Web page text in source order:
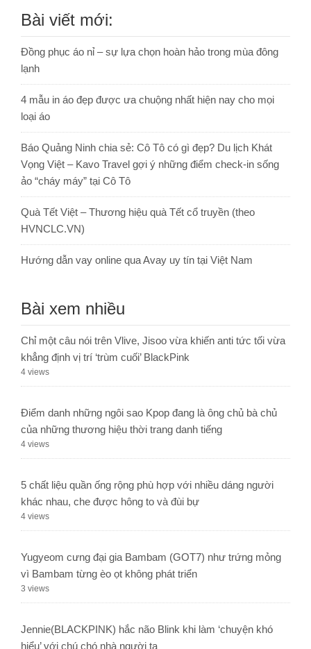
Bài viết mới:
Đồng phục áo nỉ – sự lựa chọn hoàn hảo trong mùa đông
lạnh
4 mẫu in áo đẹp được ưa chuộng nhất hiện nay cho mọi
loại áo
Báo Quảng Ninh chia sẻ: Cô Tô có gì đẹp? Du lịch Khát
Vọng Việt – Kavo Travel gợi ý những điểm check-in sống
ảo “cháy máy” tại Cô Tô
Quà Tết Việt – Thương hiệu quà Tết cổ truyền (theo
HVNCLC.VN)
Hướng dẫn vay online qua Avay uy tín tại Việt Nam
Bài xem nhiều
Chỉ một câu nói trên Vlive, Jisoo vừa khiến anti tức tối vừa
khẳng định vị trí ‘trùm cuối’ BlackPink
4 views
Điểm danh những ngôi sao Kpop đang là ông chủ bà chủ
của những thương hiệu thời trang danh tiếng
4 views
5 chất liệu quần ống rộng phù hợp với nhiều dáng người
khác nhau, che được hông to và đùi bự
4 views
Yugyeom cưng đại gia Bambam (GOT7) như trứng mỏng
vì Bambam từng èo ọt không phát triển
3 views
Jennie(BLACKPINK) hắc não Blink khi làm ‘chuyện khó
hiểu’ với chú chó nhà người ta